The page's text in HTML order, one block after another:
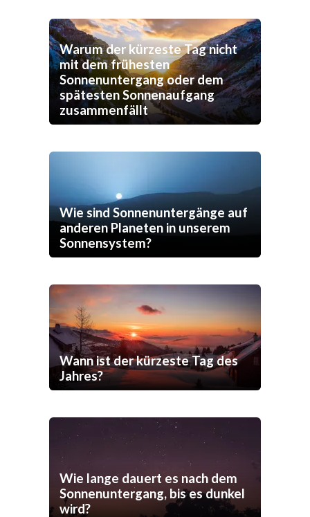
Warum der kürzeste Tag nicht
mit dem frühesten
Sonnenuntergang oder dem
spätesten Sonnenaufgang
zusammenfällt
Wie sind Sonnenuntergänge auf
anderen Planeten in unserem
Sonnensystem?
Wann ist der kürzeste Tag des
Jahres?
Wie lange dauert es nach dem
Sonnenuntergang, bis es dunkel
wird?